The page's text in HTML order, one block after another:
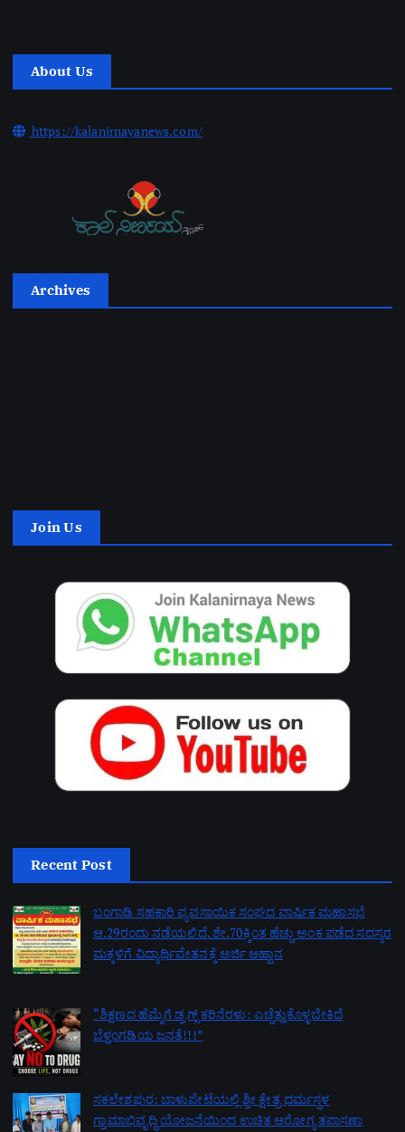
About Us
https://kalanirnayanews.com/
Archives
Join Us
Recent Post
ಬಂಗಾಡಿ ಸಹಕಾರಿ ವ್ಯವಸಾಯಿಕ ಸಂಘದ ವಾರ್ಷಿಕ ಮಹಾಸಭೆ
ಆ.29ರಂದು ನಡೆಯಲಿದೆ. ಶೇ.70ಕ್ಕಿಂತ ಹೆಚ್ಚು ಅಂಕ ಪಡೆದ ಸದಸ್ಯರ
ಮಕ್ಕಳಿಗೆ ವಿದ್ಯಾರ್ಥಿವೇತನಕ್ಕೆ ಅರ್ಜಿ ಆಹ್ವಾನ
“ಶಿಕ್ಷಣದ ಹೆಮ್ಮೆಗೆ ಡ್ರಗ್ಸ್ ಕರಿನೆರಳು: ಎಚ್ಚೆತ್ತುಕೊಳ್ಳಬೇಕಿದೆ
ಬೆಳ್ತಂಗಡಿಯ ಜನತೆ!!!”
ಸಕಲೇಶಪುರ: ಬಾಳುಪೇಟೆಯಲ್ಲಿ ಶ್ರೀ ಕ್ಷೇತ್ರ ಧರ್ಮಸ್ಥಳ
ಗ್ರಾಮಾಭಿವೃದ್ಧಿ ಯೋಜನೆಯಿಂದ ಉಚಿತ ಆರೋಗ್ಯ ತಪಾಸಣಾ